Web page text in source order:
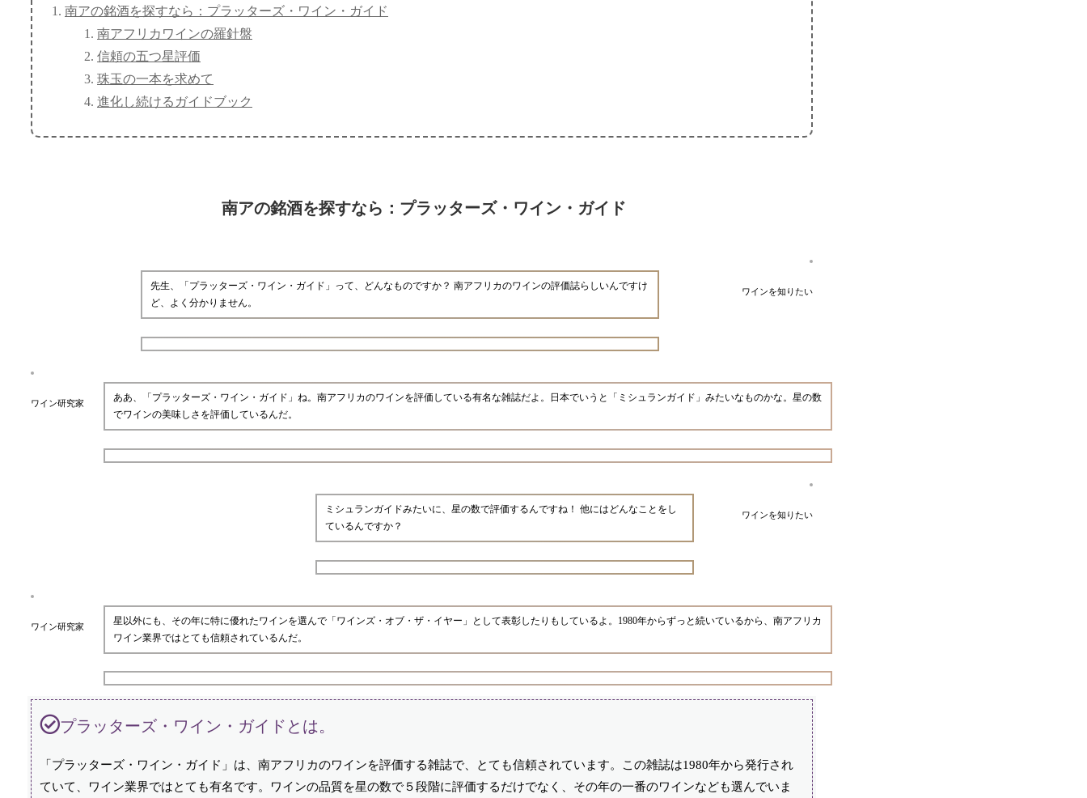
南アの銘酒を探すなら：プラッターズ・ワイン・ガイド
南アフリカワインの羅針盤
信頼の五つ星評価
珠玉の一本を求めて
進化し続けるガイドブック
南アの銘酒を探すなら：プラッターズ・ワイン・ガイド
ワインを知りたい
先生、「プラッターズ・ワイン・ガイド」って、どんなものですか？ 南アフリカのワインの評価誌らしいんですけ
ど、よく分かりません。
ワイン研究家
ああ、「プラッターズ・ワイン・ガイド」ね。南アフリカのワインを評価している有名な雑誌だよ。日本でいうと「ミシュランガイド」みたいなものかな。星の数
でワインの美味しさを評価しているんだ。
ワインを知りたい
ミシュランガイドみたいに、星の数で評価するんですね！ 他にはどんなことをし
ているんですか？
ワイン研究家
星以外にも、その年に特に優れたワインを選んで「ワインズ・オブ・ザ・イヤー」として表彰したりもしているよ。1980年からずっと続いているから、南アフリカ
ワイン業界ではとても信頼されているんだ。
プラッターズ・ワイン・ガイドとは。
「プラッターズ・ワイン・ガイド」は、南アフリカのワインを評価する雑誌で、とても信頼されています。この雑誌は1980年から発行され
ていて、ワイン業界ではとても有名です。ワインの品質を星の数で５段階に評価するだけでなく、その年の一番のワインなども選んでいま